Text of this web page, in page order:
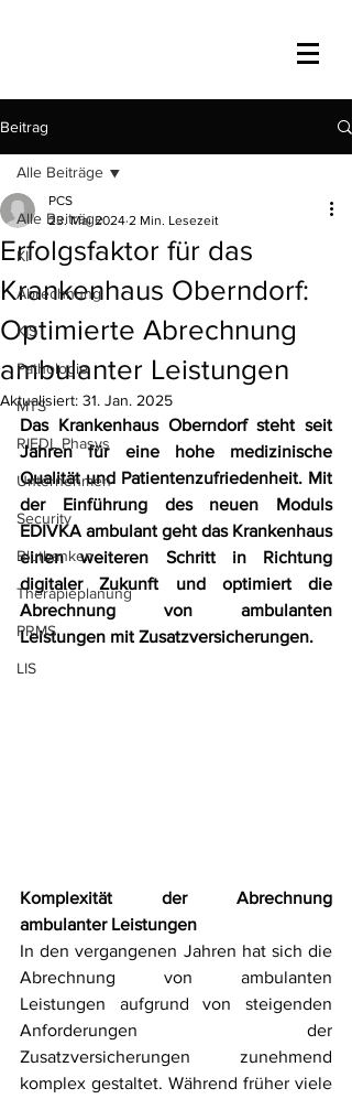
Beitrag
Alle Beiträge
KI
Abrechnung
KIS
Pathologie
MTS
RIEDL Phasys
Unternehmen
Security
Blutbanken
Therapieplanung
PRMS
LIS
Alle Beiträge
Erfolgsfaktor für das
Krankenhaus Oberndorf:
Optimierte Abrechnung
ambulanter Leistungen
PCS
23. Mai 2024 2 Min. Lesezeit
Aktualisiert: 31. Jan. 2025
Das Krankenhaus Oberndorf steht seit
Jahren für eine hohe medizinische
Qualität und Patientenzufriedenheit. Mit
der Einführung des neuen Moduls
EDIVKA ambulant geht das Krankenhaus
einen weiteren Schritt in Richtung
digitaler Zukunft und optimiert die
Abrechnung von ambulanten
Leistungen mit Zusatzversicherungen.
Komplexität der Abrechnung
ambulanter Leistungen
In den vergangenen Jahren hat sich die
Abrechnung von ambulanten
Leistungen aufgrund von steigenden
Anforderungen der
Zusatzversicherungen zunehmend
komplex gestaltet. Während früher viele